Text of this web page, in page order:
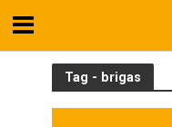
Tag - brigas